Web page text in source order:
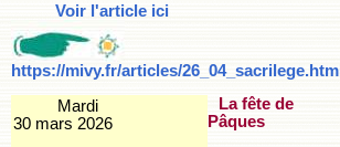
Voir l'article ici
https://mivy.fr/articles/26_04_sacrilege.html
Mardi
30 mars 2026
La fête de
Pâques